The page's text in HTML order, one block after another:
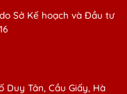
Sở Kế hoạch và Đầu tư
Duy Tân, Cầu Giấy, Hà